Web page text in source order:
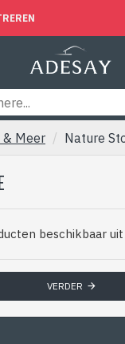
Meer Nature
beschikbaar
VERDER